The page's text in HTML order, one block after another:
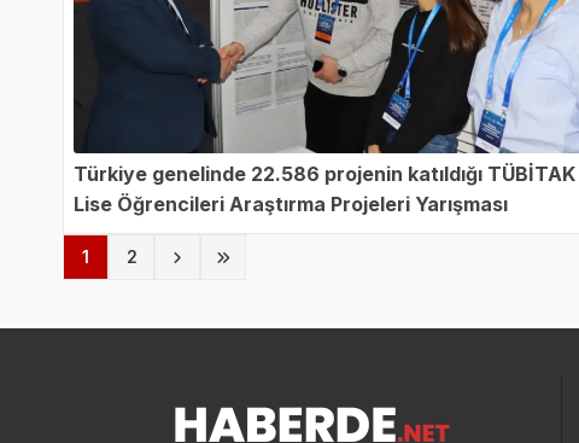
Türkiye genelinde 22.586 projenin katıldığı TÜBİTAK
Lise Öğrencileri Araştırma Projeleri Yarışması
Istanbul-Asya Bölge Sergisi'nde Koşulsuz Başarı
1 (current)
2